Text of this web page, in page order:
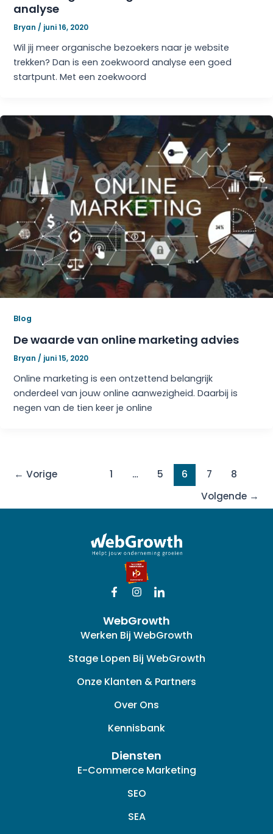
analyse
Bryan / juni 16, 2020
Wil jij meer organische bezoekers naar je website
trekken? Dan is een zoekwoord analyse een goed
startpunt. Met een zoekwoord
Blog
De waarde van online marketing advies
Bryan / juni 15, 2020
Online marketing is een ontzettend belangrijk
onderdeel van jouw online aanwezigheid. Daarbij is
negen van de tien keer je online
← Vorige 1 … 5 6 7
8
Volgende →
F
a
e
b
o
o
k
f
I
n
t
a
g
r
a
I
c
n
-
l
i
n
e
i
WebGrowth
Werken Bij WebGrowth
Stage Lopen Bij WebGrowth
Onze Klanten & Partners
Over Ons
Kennisbank
Diensten
E-Commerce Marketing
SEO
SEA